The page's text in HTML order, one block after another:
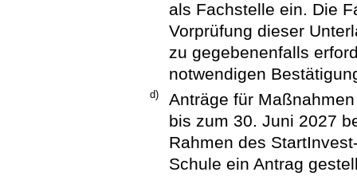
als Fachstelle ein. Die
Vorprüfung dieser
zu gegebenenfalls
notwendigen
d)
Anträge für
bis zum 30. Juni 2027
Rahmen des
Schule ein Antrag